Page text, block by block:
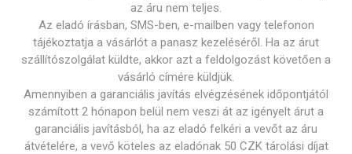
az áru nem teljes.
Az eladó írásban, SMS-ben, e-mailben vagy telefonon
tájékoztatja a vásárlót a panasz kezeléséről. Ha az árut
szállítószolgálat küldte, akkor azt a feldolgozást követően a
vásárló címére küldjük.
Amennyiben a garanciális javítás elvégzésének időpontjától
számított 2 hónapon belül nem veszi át az igényelt árut a
garanciális javításból, ha az eladó felkéri a vevőt az áru
átvételére, a vevő köteles az eladónak 50 CZK tárolási díjat